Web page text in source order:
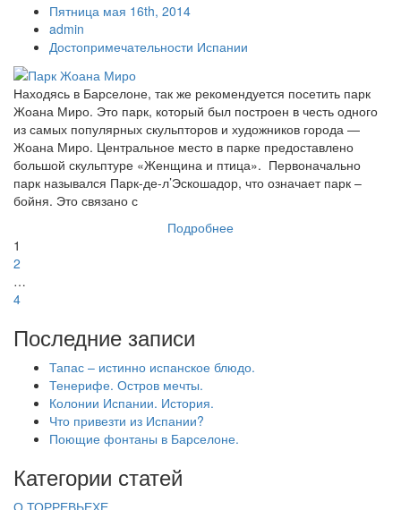
Пятница мая 16th, 2014
admin
Достопримечательности Испании
Находясь в Барселоне, так же рекомендуется посетить парк
Жоана Миро. Это парк, который был построен в честь одного
из самых популярных скульпторов и художников города —
Жоана Миро. Центральное место в парке предоставлено
большой скульптуре «Женщина и птица». Первоначально
парк назывался Парк-де-л’Эскошадор, что означает парк –
бойня. Это связано с
Подробнее
1
2
…
4
Последние записи
Тапас – истинно испанское блюдо.
Тенерифе. Остров мечты.
Колонии Испании. История.
Что привезти из Испании?
Поющие фонтаны в Барселоне.
Категории статей
О ТОРРЕВЬЕХЕ